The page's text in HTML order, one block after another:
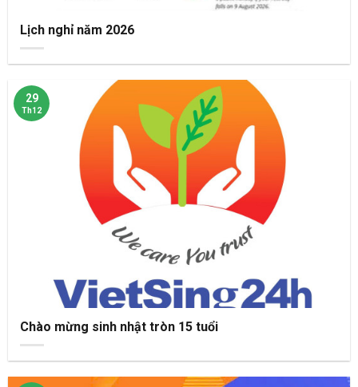
Lịch nghỉ năm 2026
29
Th12
Chào mừng sinh nhật tròn 15 tuổi